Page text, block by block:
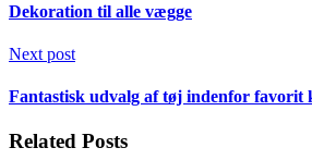
Dekoration til alle vægge
Next post
Fantastisk udvalg af tøj indenfor favorit
Related Posts